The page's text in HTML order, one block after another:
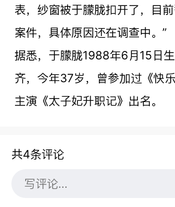
表，纱窗被于朦胧扣开了，目
案件，具体原因还在调查中。”
据悉，于朦胧1988年6月15日
齐，今年37岁，曾参加过《快乐
主演《太子妃升职记》出名。
共4条评论